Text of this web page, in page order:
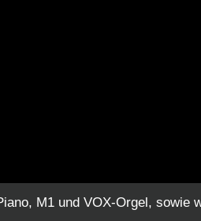
M1 und VOX-Orgel, sowie